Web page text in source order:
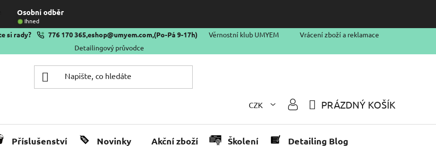
Osobní odběr
Ihned
si rady? 776 170 365,eshop@umyem.com,(Po-Pá 9-17h) Věrnostní klub UMYEM
Vrácení zboží a reklamace
Detailingový průvodce
CZK
KOŠÍK
PRÁZDNÝ KOŠÍK
Příslušenství Novinky Akční zboží Školení Detailing Blog